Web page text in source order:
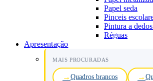
Papel seda
Pinceis
Pintura a
Réguas
Apresentação
MAIS PROCURADAS
Quadros brancos